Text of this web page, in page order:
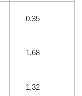
0.35
1.68
1,32